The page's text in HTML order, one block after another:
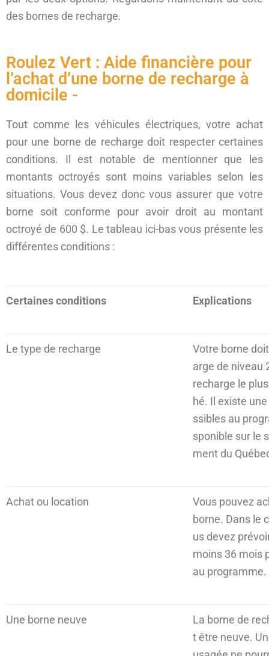
des bornes de recharge.
Roulez Vert : Aide financière pour
l’achat d’une borne de recharge à
domicile -
Tout comme les véhicules électriques, votre achat
pour une borne de recharge doit respecter certaines
conditions. Il est notable de mentionner que les
montants octroyés sont moins variables selon les
situations. Vous devez donc vous assurer que votre
borne soit conforme pour avoir droit au montant
octroyé de 600 $. Le tableau ici-bas vous présente les
différentes conditions :
Certaines conditions Explications
Le type de recharge
Votre borne
arge de niveau
recharge le
hé. Il existe
ssibles au
sponible sur le
ment du
Achat ou location
Vous pouvez
borne. Dans le
us devez
moins 36 mois
au programme.
Une borne neuve
La borne de
t être neuve.